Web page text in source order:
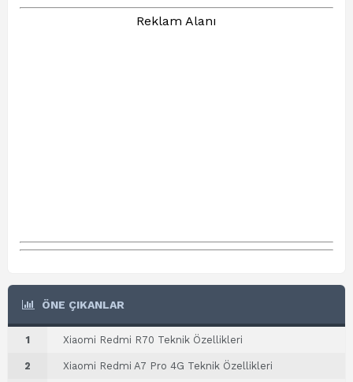
Reklam Alanı
ÖNE ÇIKANLAR
1 Xiaomi Redmi R70 Teknik Özellikleri
2 Xiaomi Redmi A7 Pro 4G Teknik Özellikleri